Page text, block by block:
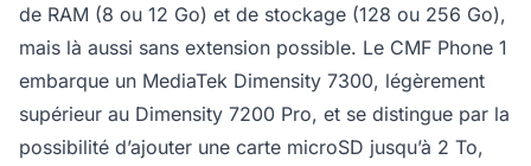
de RAM (8 ou 12 Go) et de stockage (128 ou 256 Go),
mais là aussi sans extension possible. Le CMF Phone 1
embarque un MediaTek Dimensity 7300, légèrement
supérieur au Dimensity 7200 Pro, et se distingue par la
possibilité d’ajouter une carte microSD jusqu’à 2 To,